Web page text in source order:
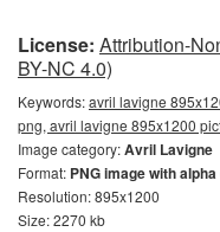
License: Attribution-
BY-NC 4.0)
Keywords:avril lavigne
png, avril lavigne 895x1200
Image category:Avril Lavigne
Format: PNG image with
Resolution: 895x1200
Size: 2270 kb